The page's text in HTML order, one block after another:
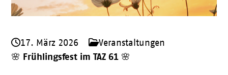
17. März 2026
Veranstaltungen
🌸 Frühlingsfest im TAZ 61 🌸